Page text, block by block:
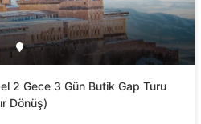
2 Gece 3 Gün Butik Gap Turu
Dönüş)